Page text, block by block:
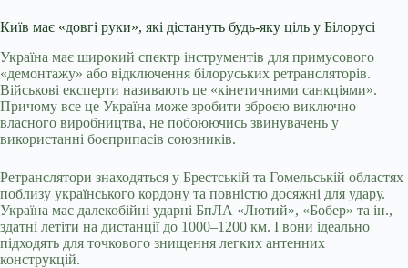
Київ має «довгі руки», які дістануть будь-яку ціль у Білорусі
Україна має широкий спектр інструментів для примусового
«демонтажу» або відключення білоруських ретрансляторів.
Військові експерти називають це «кінетичними санкціями».
Причому все це Україна може зробити зброєю виключно
власного виробництва, не побоюючись звинувачень у
використанні боєприпасів союзників.
Ретранслятори знаходяться у Брестській та Гомельській областях
поблизу українського кордону та повністю досяжні для удару.
Україна має далекобійні ударні БпЛА «Лютий», «Бобер» та ін.,
здатні летіти на дистанції до 1000–1200 км. І вони ідеально
підходять для точкового знищення легких антенних
конструкцій.